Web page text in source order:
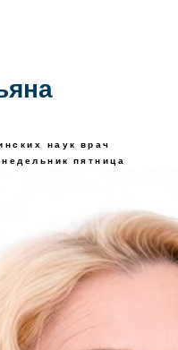
наук
врач
пятница